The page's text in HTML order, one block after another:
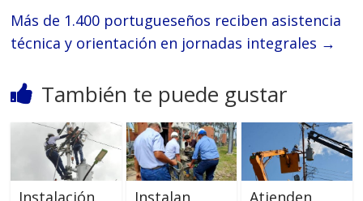
Más de 1.400 portugueseños reciben asistencia
técnica y orientación en jornadas integrales →
También te puede gustar
Instalación
Instalan
Atienden